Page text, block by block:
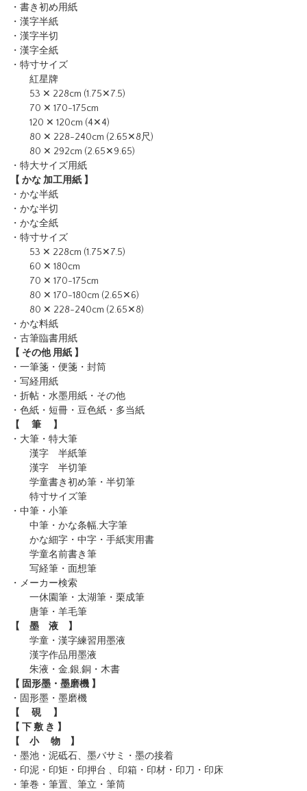
・書き初め用紙
・漢字半紙
・漢字半切
・漢字全紙
・特寸サイズ
紅星牌
53 ✕ 228cm (1.75✕7.5)
70 ✕ 170-175cm
120 ✕ 120cm (4✕4)
80 ✕ 228-240cm (2.65✕8尺)
80 ✕ 292cm (2.65✕9.65)
・特大サイズ用紙
【 かな 加工用紙 】
・かな半紙
・かな半切
・かな全紙
・特寸サイズ
53 ✕ 228cm (1.75✕7.5)
60 ✕ 180cm
70 ✕ 170-175cm
80 ✕ 170-180cm (2.65✕6)
80 ✕ 228-240cm (2.65✕8)
・かな料紙
・古筆臨書用紙
【 その他 用紙 】
・一筆箋・便箋・封筒
・写経用紙
・折帖・水墨用紙・その他
・色紙・短冊・豆色紙・多当紙
【 筆 】
・大筆・特大筆
漢字 半紙筆
漢字 半切筆
学童書き初め筆・半切筆
特寸サイズ筆
・中筆・小筆
中筆・かな条幅,大字筆
かな細字・中字・手紙実用書
学童名前書き筆
写経筆・面想筆
・メーカー検索
一休園筆 ・太湖筆 ・栗成筆
唐筆 ・羊毛筆
【 墨 液 】
学童・漢字練習用墨液
漢字作品用墨液
朱液・金,銀,銅・木書
【 固形墨・墨磨機 】
・固形墨 ・墨磨機
【 硯 】
【 下 敷 き 】
【 小 物 】
・墨池・泥砥石、墨バサミ・墨の接着
・印泥・印矩・印押台 、印箱・印材・印刀・印床
・筆巻・筆置、筆立・筆筒